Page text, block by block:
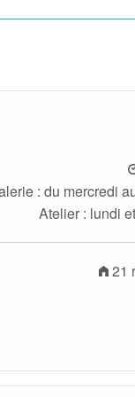
: du mercredi
Atelier : lundi
21